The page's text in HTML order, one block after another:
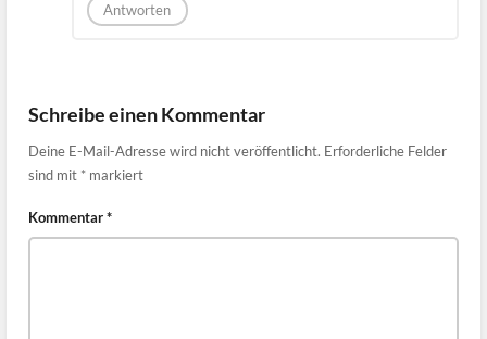
Antworten
Schreibe einen Kommentar
Deine E-Mail-Adresse wird nicht veröffentlicht. Erforderliche Felder
sind mit * markiert
Kommentar*